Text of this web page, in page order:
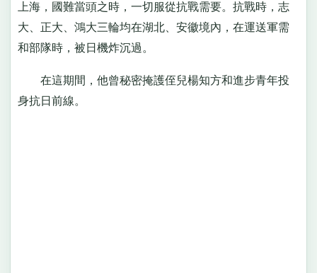
上海，國難當頭之時，一切服從抗戰需要。抗戰時，志
大、正大、鴻大三輪均在湖北、安徽境內，在運送軍需
和部隊時，被日機炸沉過。
在這期間，他曾秘密掩護侄兒楊知方和進步青年投
身抗日前線。